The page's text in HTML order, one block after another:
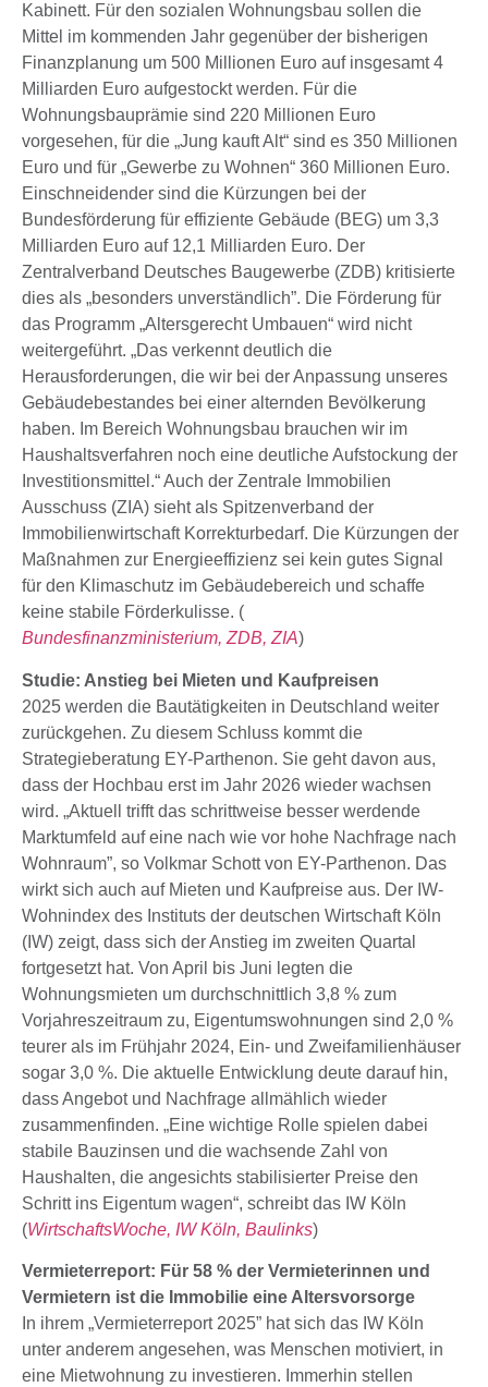
Kabinett. Für den sozialen Wohnungsbau sollen die
Mittel im kommenden Jahr gegenüber der bisherigen
Finanzplanung um 500 Millionen Euro auf insgesamt 4
Milliarden Euro aufgestockt werden. Für die
Wohnungsbauprämie sind 220 Millionen Euro
vorgesehen, für die „Jung kauft Alt“ sind es 350 Millionen
Euro und für „Gewerbe zu Wohnen“ 360 Millionen Euro.
Einschneidender sind die Kürzungen bei der
Bundesförderung für effiziente Gebäude (BEG) um 3,3
Milliarden Euro auf 12,1 Milliarden Euro. Der
Zentralverband Deutsches Baugewerbe (ZDB) kritisierte
dies als „besonders unverständlich”. Die Förderung für
das Programm „Altersgerecht Umbauen“ wird nicht
weitergeführt. „Das verkennt deutlich die
Herausforderungen, die wir bei der Anpassung unseres
Gebäudebestandes bei einer alternden Bevölkerung
haben. Im Bereich Wohnungsbau brauchen wir im
Haushaltsverfahren noch eine deutliche Aufstockung der
Investitionsmittel.“ Auch der Zentrale Immobilien
Ausschuss (ZIA) sieht als Spitzenverband der
Immobilienwirtschaft Korrekturbedarf. Die Kürzungen der
Maßnahmen zur Energieeffizienz sei kein gutes Signal
für den Klimaschutz im Gebäudebereich und schaffe
keine stabile Förderkulisse. (
Bundesfinanzministerium, ZDB, ZIA)
Studie: Anstieg bei Mieten und Kaufpreisen
2025 werden die Bautätigkeiten in Deutschland weiter
zurückgehen. Zu diesem Schluss kommt die
Strategieberatung EY-Parthenon. Sie geht davon aus,
dass der Hochbau erst im Jahr 2026 wieder wachsen
wird. „Aktuell trifft das schrittweise besser werdende
Marktumfeld auf eine nach wie vor hohe Nachfrage nach
Wohnraum”, so Volkmar Schott von EY-Parthenon. Das
wirkt sich auch auf Mieten und Kaufpreise aus. Der IW-
Wohnindex des Instituts der deutschen Wirtschaft Köln
(IW) zeigt, dass sich der Anstieg im zweiten Quartal
fortgesetzt hat. Von April bis Juni legten die
Wohnungsmieten um durchschnittlich 3,8 % zum
Vorjahreszeitraum zu, Eigentumswohnungen sind 2,0 %
teurer als im Frühjahr 2024, Ein- und Zweifamilienhäuser
sogar 3,0 %. Die aktuelle Entwicklung deute darauf hin,
dass Angebot und Nachfrage allmählich wieder
zusammenfinden. „Eine wichtige Rolle spielen dabei
stabile Bauzinsen und die wachsende Zahl von
Haushalten, die angesichts stabilisierter Preise den
Schritt ins Eigentum wagen“, schreibt das IW Köln
(WirtschaftsWoche, IW Köln, Baulinks)
Vermieterreport: Für 58 % der Vermieterinnen und
Vermietern ist die Immobilie eine Altersvorsorge
In ihrem „Vermieterreport 2025” hat sich das IW Köln
unter anderem angesehen, was Menschen motiviert, in
eine Mietwohnung zu investieren. Immerhin stellen